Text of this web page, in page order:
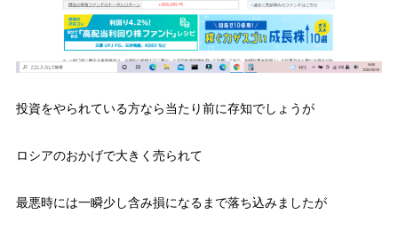
投資をやられている方なら当たり前に存知でしょうが
ロシアのおかげで大きく売られて
最悪時には一瞬少し含み損になるまで落ち込みましたが